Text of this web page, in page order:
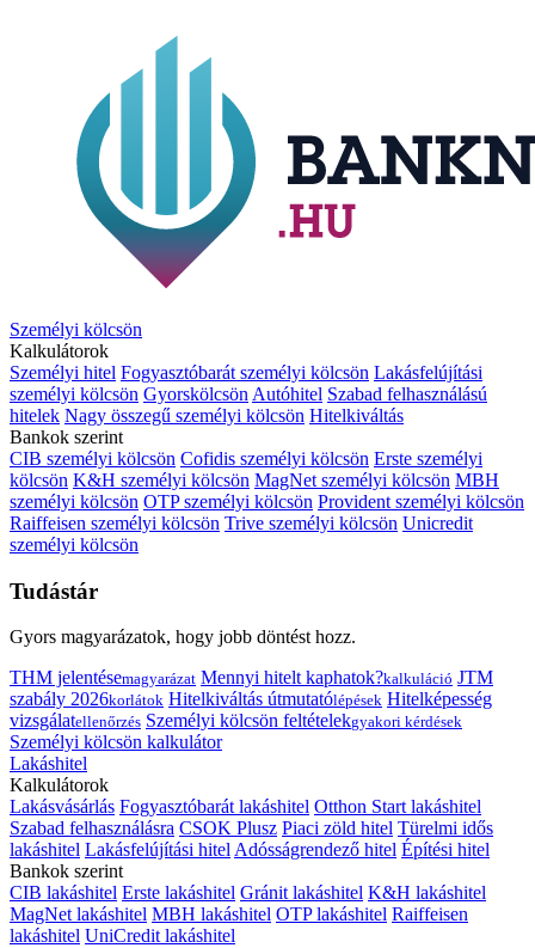
Személyi kölcsön
Kalkulátorok
Személyi hitel Fogyasztóbarát személyi kölcsön Lakásfelújítási
személyi kölcsön Gyorskölcsön Autóhitel Szabad felhasználású
hitelek Nagy összegű személyi kölcsön Hitelkiváltás
Bankok szerint
CIB személyi kölcsön Cofidis személyi kölcsön Erste személyi
kölcsön K&H személyi kölcsön MagNet személyi kölcsön MBH
személyi kölcsön OTP személyi kölcsön Provident személyi kölcsön
Raiffeisen személyi kölcsön Trive személyi kölcsön Unicredit
személyi kölcsön
Tudástár
Gyors magyarázatok, hogy jobb döntést hozz.
THM jelentésemagyarázat Mennyi hitelt kaphatok?kalkuláció JTM
szabály 2026korlátok Hitelkiváltás útmutatólépések Hitelképesség
vizsgálatellenőrzés Személyi kölcsön feltételekgyakori kérdések
Személyi kölcsön kalkulátor
Lakáshitel
Kalkulátorok
Lakásvásárlás Fogyasztóbarát lakáshitel Otthon Start lakáshitel
Szabad felhasználásra CSOK Plusz Piaci zöld hitel Türelmi idős
lakáshitel Lakásfelújítási hitelAdósságrendező hitel Építési hitel
Bankok szerint
CIB lakáshitel Erste lakáshitel Gránit lakáshitel K&H lakáshitel
MagNet lakáshitel MBH lakáshitel OTP lakáshitel Raiffeisen
lakáshitel UniCredit lakáshitel